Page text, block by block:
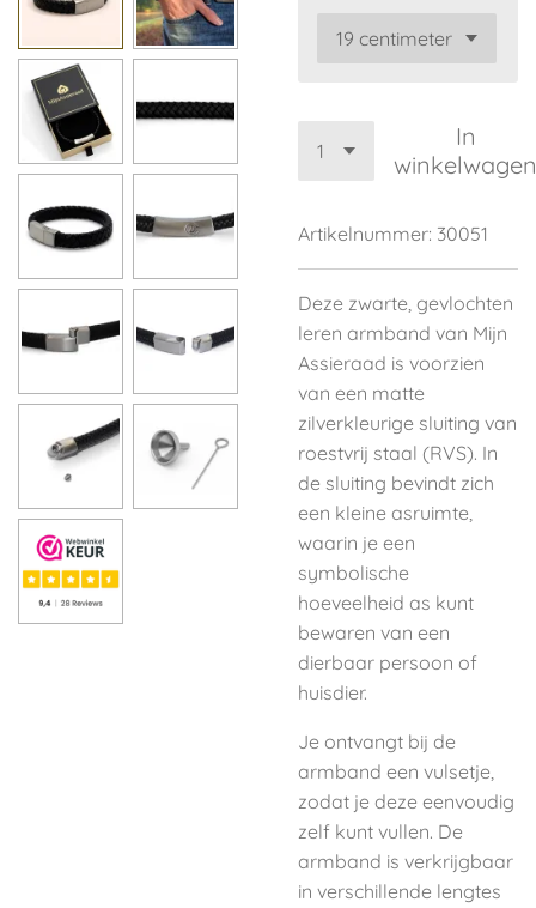
In
winkelwagen
Artikelnummer: 30051
Deze zwarte, gevlochten
leren armband van Mijn
Assieraad is voorzien
van een matte
zilverkleurige sluiting van
roestvrij staal (RVS). In
de sluiting bevindt zich
een kleine asruimte,
waarin je een
symbolische
hoeveelheid as kunt
bewaren van een
dierbaar persoon of
huisdier.
Je ontvangt bij de
armband een vulsetje,
zodat je deze eenvoudig
zelf kunt vullen. De
armband is verkrijgbaar
in verschillende lengtes